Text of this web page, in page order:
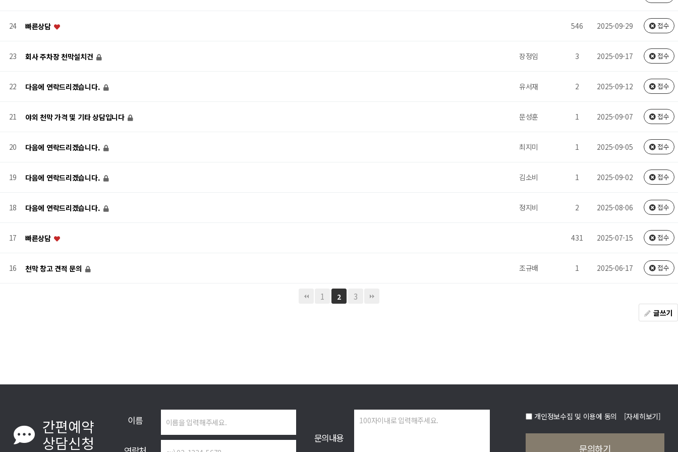
24 빠른상담 546 2025-09-29 접수
23 회사 주차장 천막설치건 장정임 3 2025-09-17 접수
22 다음에 연락드리겠습니다. 유서재 2 2025-09-12 접수
21 야외 천막 가격 및 기타 상담입니다 문성훈 1 2025-09-07 접수
20 다음에 연락드리겠습니다. 최지미 1 2025-09-05 접수
19 다음에 연락드리겠습니다. 김소비 1 2025-09-02 접수
18 다음에 연락드리겠습니다. 정지비 2 2025-08-06 접수
17 빠른상담 431 2025-07-15 접수
16 천막 창고 견적 문의 조규배 1 2025-06-17 접수
1 2 3
글쓰기
간편예약
상담신청
이름
문의내용
개인정보수집 및 이용에 동의 [자세히보기]